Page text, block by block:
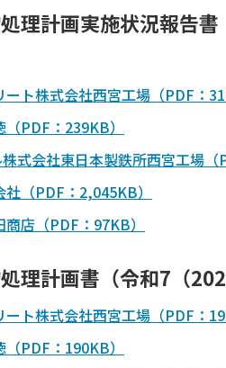
理計画実施状況報告
ト株式会社西宮工場（PDF：
PDF：239KB）
式会社東日本製鉄所西宮工場（
（PDF：2,045KB）
店（PDF：97KB）
理計画書（令和7（
ト株式会社西宮工場（PDF：
PDF：190KB）